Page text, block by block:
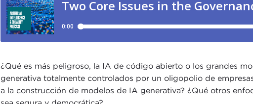
¿Qué es más peligroso, la IA de código abierto o los grandes
generativa totalmente controlados por un oligopolio de
a la construcción de modelos de IA generativa? ¿Qué otros